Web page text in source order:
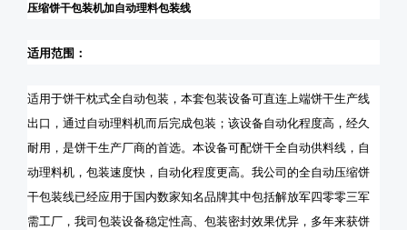
压缩饼干包装机加自动理料包装线
适用范围：
适用于饼干枕式全自动包装，本套包装设备可直连上端饼干生产线
出口，通过自动理料机而后完成包装；该设备自动化程度高，经久
耐用，是饼干生产厂商的首选。 本设备可配饼干全自动供料线，自
动理料机，包装速度快，自动化程度更高。我公司的全自动压缩饼
干包装线已经应用于国内数家知名品牌其中包括解放军四零零三军
需工厂，我司包装设备稳定性高、包装密封效果优异，多年来获饼